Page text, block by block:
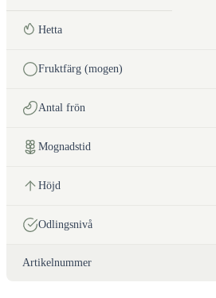
Hetta
Fruktfärg (mogen)
Antal frön
Mognadstid
Höjd
Odlingsnivå
Artikelnummer